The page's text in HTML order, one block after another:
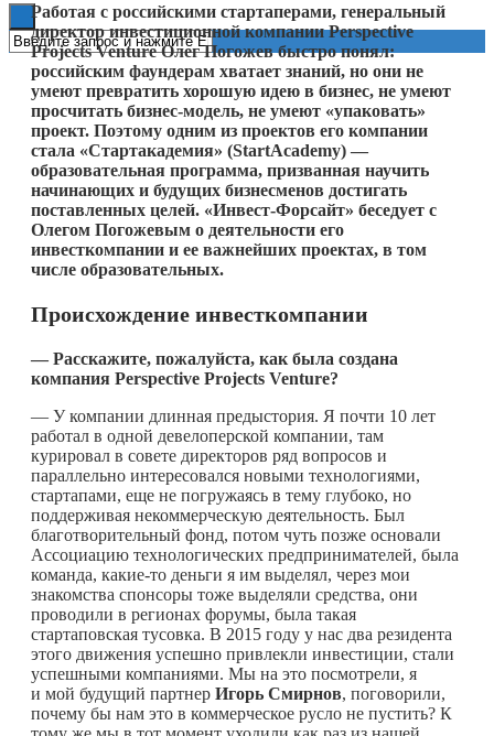
Работая с российскими стартаперами, генеральный
директор инвестиционной компании Perspective
Projects Venture Олег Погожев быстро понял:
российским фаундерам хватает знаний, но они не
умеют превратить хорошую идею в бизнес, не умеют
просчитать бизнес-модель, не умеют «упаковать»
проект. Поэтому одним из проектов его компании
стала «Стартакадемия» (StartAcademy) —
образовательная программа, призванная научить
начинающих и будущих бизнесменов достигать
поставленных целей. «Инвест-Форсайт» беседует с
Олегом Погожевым о деятельности его
инвесткомпании и ее важнейших проектах, в том
числе образовательных.
Происхождение инвесткомпании
— Расскажите, пожалуйста, как была создана
компания Perspective Projects Venture?
— У компании длинная предыстория. Я почти 10 лет
работал в одной девелоперской компании, там
курировал в совете директоров ряд вопросов и
параллельно интересовался новыми технологиями,
стартапами, еще не погружаясь в тему глубоко, но
поддерживая некоммерческую деятельность. Был
благотворительный фонд, потом чуть позже основали
Ассоциацию технологических предпринимателей, была
команда, какие-то деньги я им выделял, через мои
знакомства спонсоры тоже выделяли средства, они
проводили в регионах форумы, была такая
стартаповская тусовка. В 2015 году у нас два резидента
этого движения успешно привлекли инвестиции, стали
успешными компаниями. Мы на это посмотрели, я
и мой будущий партнер Игорь Смирнов, поговорили,
почему бы нам это в коммерческое русло не пустить? К